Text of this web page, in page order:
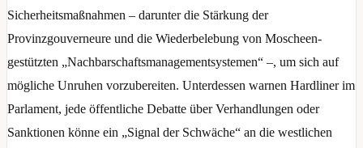
Sicherheitsmaßnahmen – darunter die Stärkung der
Provinzgouverneure und die Wiederbelebung von Moscheen-
gestützten „Nachbarschaftsmanagementsystemen“ –, um sich auf
mögliche Unruhen vorzubereiten. Unterdessen warnen Hardliner im
Parlament, jede öffentliche Debatte über Verhandlungen oder
Sanktionen könne ein „Signal der Schwäche“ an die westlichen